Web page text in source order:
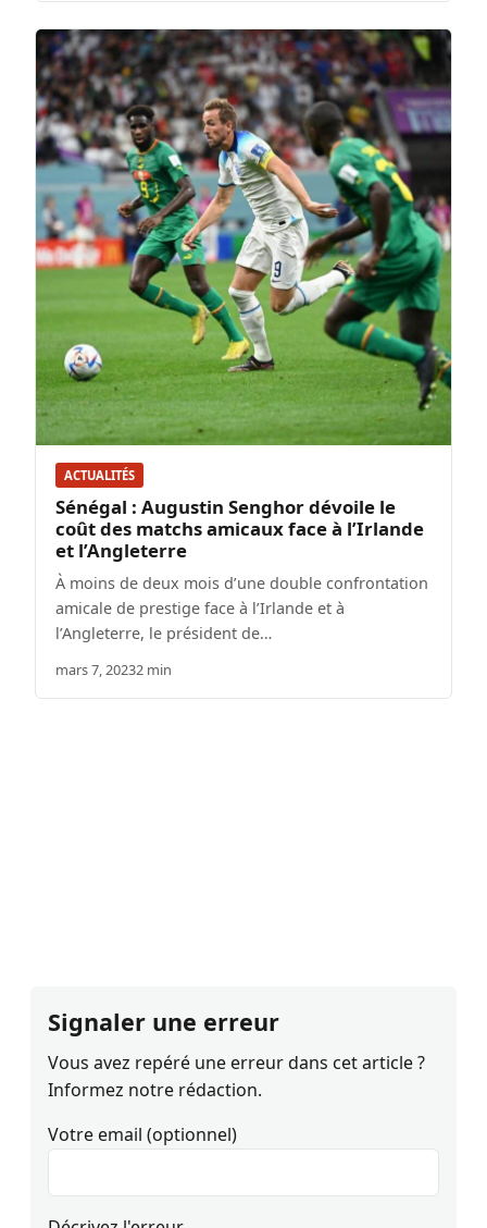
ACTUALITÉS
Sénégal : Augustin Senghor dévoile le
coût des matchs amicaux face à l’Irlande
et l’Angleterre
À moins de deux mois d’une double confrontation
amicale de prestige face à l’Irlande et à
l’Angleterre, le président de…
mars 7, 20232 min
Signaler une erreur
Vous avez repéré une erreur dans cet article ?
Informez notre rédaction.
Votre email (optionnel)